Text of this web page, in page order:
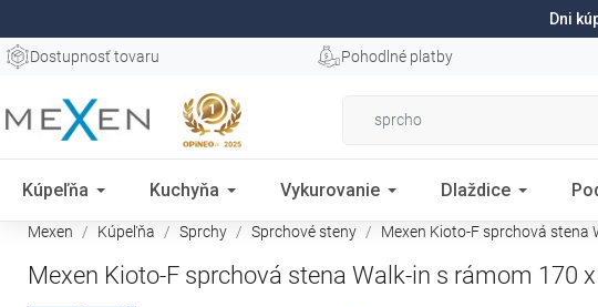
Dni
Dostupnosť tovaru Pohodlné platby
Kúpeľňa Kuchyňa Vykurovanie Dlaždice
Mexen Kúpeľňa Sprchy Sprchové steny Mexen Kioto-F sprchová stena
Mexen Kioto-F sprchová stena Walk-in s rámom 170